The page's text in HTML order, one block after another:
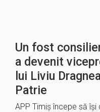
Un fost
a devenit
lui Liviu
Patrie
APP Timiș începe să